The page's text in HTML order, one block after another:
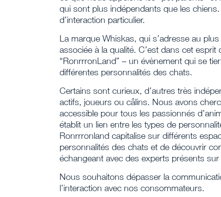
qui sont plus indépendants que les
d’interaction particulier.
La marque Whiskas, qui s’adresse au
associée à la qualité. C’est dans cet
“RonrrronLand” – un évènement qui se
différentes personnalités des chats.
Certains sont curieux, d’autres très
actifs, joueurs ou câlins. Nous avons
accessible pour tous les passionnés
établit un lien entre les types de
Ronrrronland capitalise sur différents
personnalités des chats et de découvrir
échangeant avec des experts présents sur
Nous souhaitons dépasser la
l’interaction avec nos consommateurs.